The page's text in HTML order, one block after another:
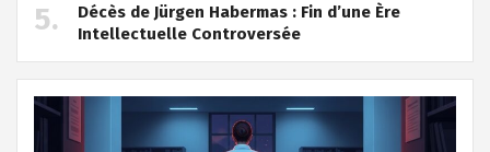
Décès de Jürgen Habermas : Fin d’une Ère
Intellectuelle Controversée